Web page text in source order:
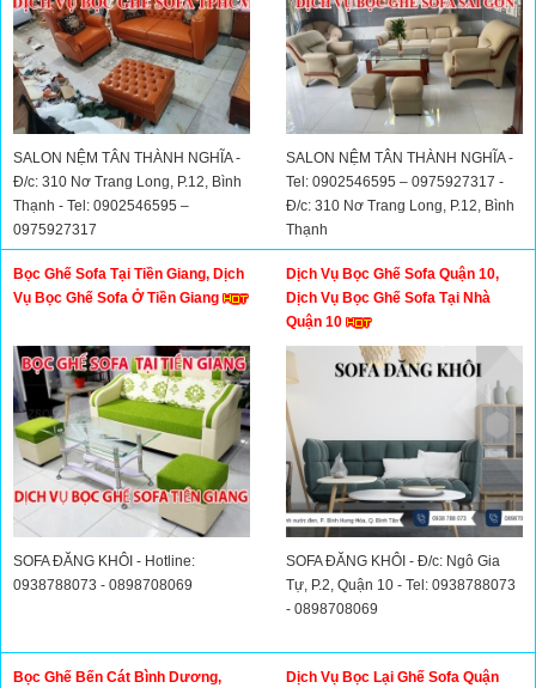
SALON NỆM TÂN THÀNH NGHĨA -
Đ/c: 310 Nơ Trang Long, P.12, Bình
Thạnh - Tel: 0902546595 –
0975927317
SALON NỆM TÂN THÀNH NGHĨA -
Tel: 0902546595 – 0975927317 -
Đ/c: 310 Nơ Trang Long, P.12, Bình
Thạnh
Bọc Ghế Sofa Tại Tiền Giang, Dịch
Vụ Bọc Ghế Sofa Ở Tiền Giang
SOFA ĐĂNG KHÔI - Hotline:
0938788073 - 0898708069
Dịch Vụ Bọc Ghế Sofa Quận 10,
Dịch Vụ Bọc Ghế Sofa Tại Nhà
Quận 10
SOFA ĐĂNG KHÔI - Đ/c: Ngô Gia
Tự, P.2, Quận 10 - Tel: 0938788073
- 0898708069
Bọc Ghế Bến Cát Bình Dương,
Dịch Vụ Bọc Lại Ghế Sofa Quận